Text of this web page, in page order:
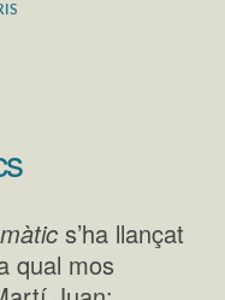
s’ha llançat
qual mos